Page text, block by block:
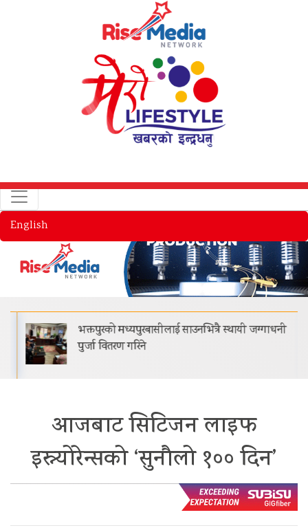
English
भक्तपुरको मध्यपुरबासीलाई साउनभित्रै स्थायी जग्गाधनी
पुर्जा वितरण गरिने
आजबाट सिटिजन लाइफ
इस्न्योरेन्सको ‘सुनौलो १०० दिन’